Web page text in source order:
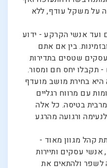
על משקל עודף, ללא
ועד אנשי הקרקע - ידוע
בין אם אתם
שטסים בתדירות
- תקבלו יחס חם ומסור.
בחירת מושב מועדף
עם מרווח רגליים
בטיסה. כל אלה
ורגועה מהרגע
קהל מגוון מאוד -
עסקים ותיירות
לשפר ולהתאים את